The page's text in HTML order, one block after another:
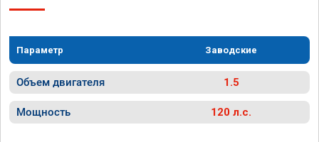
Параметр Заводские
Объем двигателя 1.5
Мощность 120 л.с.